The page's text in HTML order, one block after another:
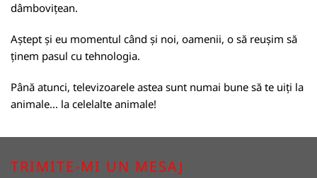
dâmbovițean.
Aștept și eu momentul când și noi, oamenii, o să reușim să
ținem pasul cu tehnologia.
Până atunci, televizoarele astea sunt numai bune să te uiți la
animale... la celelalte animale!
TRIMITE-MI UN MESAJ